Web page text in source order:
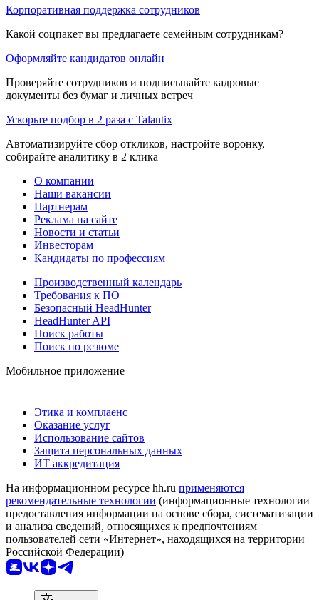
Корпоративная поддержка сотрудников
Какой соцпакет вы предлагаете семейным сотрудникам?
Оформляйте кандидатов онлайн
Проверяйте сотрудников и подписывайте кадровые
документы без бумаг и личных встреч
Ускорьте подбор в 2 раза с Talantix
Автоматизируйте сбор откликов, настройте воронку,
собирайте аналитику в 2 клика
О компании
Наши вакансии
Партнерам
Реклама на сайте
Новости и статьи
Инвесторам
Кандидаты по профессиям
Производственный календарь
Требования к ПО
Безопасный HeadHunter
HeadHunter API
Поиск работы
Поиск по резюме
Мобильное приложение
Этика и комплаенс
Оказание услуг
Использование сайтов
Защита персональных данных
ИТ аккредитация
На информационном ресурсе hh.ru применяются
рекомендательные технологии (информационные технологии
предоставления информации на основе сбора, систематизации
и анализа сведений, относящихся к предпочтениям
пользователей сети «Интернет», находящихся на территории
Российской Федерации)